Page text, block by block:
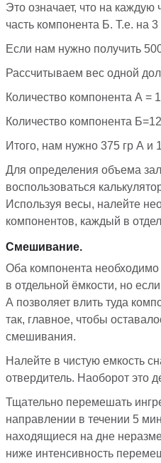
Это означает, что на
часть компонента Б. Т.е. на
Если нам нужно получить
Рассчитываем вес одной
Количество компонента А =
Количество компонента
Итого, нам нужно 375 гр А и
Для определения объема
воспользоваться
Используя весы, налейте
компонентов, каждый в
Смешивание.
Оба компонента
в отдельной ёмкости, но
А позволяет влить туда
так, главное, чтобы
смешивания.
Налейте в чистую емкость
отвердитель. Наоборот это
Тщательно перемешать
направлении в течении 5
находящиеся на дне
ниже интенсивность